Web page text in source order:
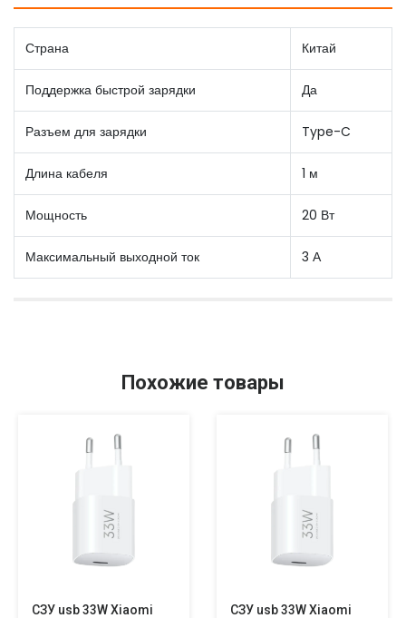
Страна Китай
Поддержка быстрой зарядки Да
Разъем для зарядки Type-C
Длина кабеля 1 м
Мощность 20 Вт
Максимальный выходной ток 3 А
Похожие товары
СЗУ usb 33W Xiaomi
СЗУ usb 33W Xiaomi